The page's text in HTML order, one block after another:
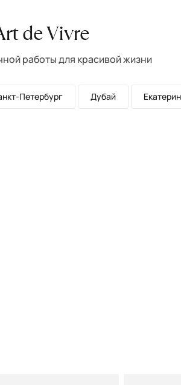
de Vivre
работы для красивой жизни
Петербург Дубай